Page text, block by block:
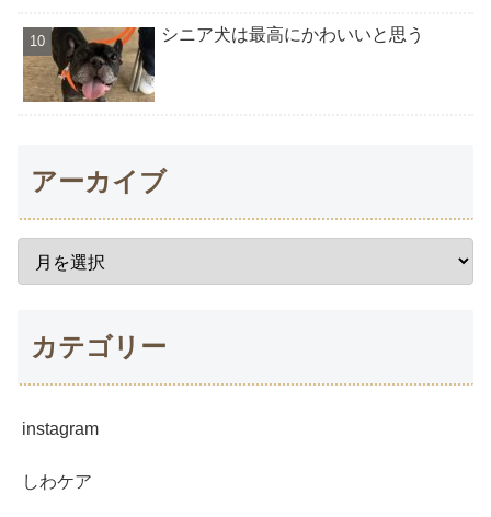
シニア犬は最高にかわいいと思う
アーカイブ
カテゴリー
instagram
しわケア